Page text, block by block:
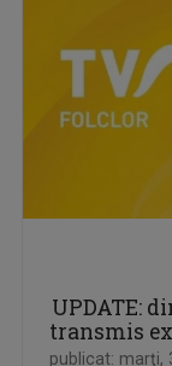
UPDATE:
transmis
publicat: marţi,